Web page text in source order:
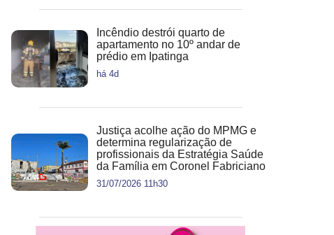
Incêndio destrói quarto de
apartamento no 10º andar de
prédio em Ipatinga
há 4d
Justiça acolhe ação do MPMG e
determina regularização de
profissionais da Estratégia Saúde
da Família em Coronel Fabriciano
31/07/2026 11h30